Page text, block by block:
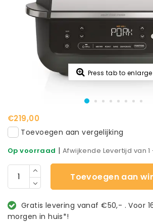
Press tab to enlarge
€219,00
Toevoegen aan vergelijking
Op voorraad | Afwijkende Levertijd van
Toevoegen aan
Gratis levering vanaf €50,- . Voor
morgen in huis*!